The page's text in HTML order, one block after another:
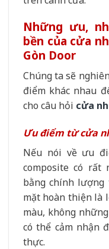
Những ưu,
bền của cửa
Gòn Door
Chúng ta sẽ
điểm khác nhau
cho câu hỏi cửa
Ưu điểm từ cửa
Nếu nói về ưu
composite có rất
bằng chính lượng
mặt hoàn thiện là
màu, không
có thể cảm nhận
thực.